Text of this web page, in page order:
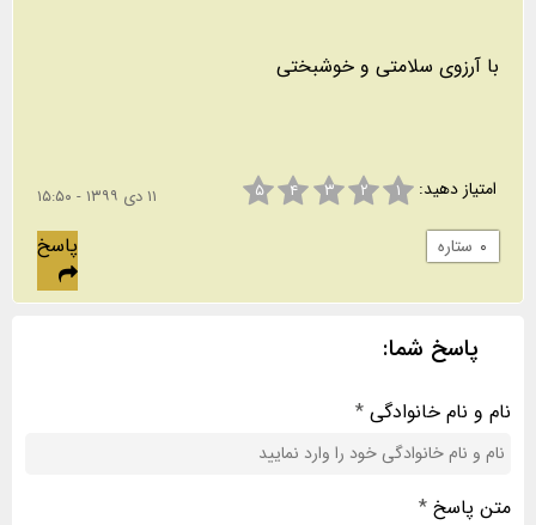
با آرزوی سلامتی و خوشبختی
امتیاز دهید: ۱ ۲ ۳ ۴ ۵ ۱۱ دی ۱۳۹۹ - ۱۵:۵۰
۰ ستاره پاسخ
پاسخ شما:
نام و نام خانوادگی *
متن پاسخ *